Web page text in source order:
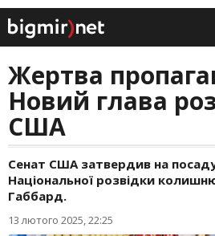
Жертва
Новий глава
США
Сенат США затвердив на
Національної розвідки
Габбард.
13 лютого 2025, 22:25